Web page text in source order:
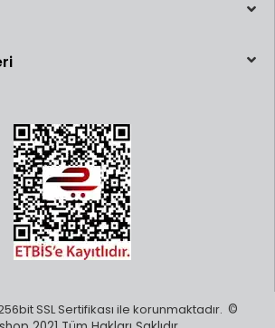
SSL Sertifikası ile korunmaktadır. ©